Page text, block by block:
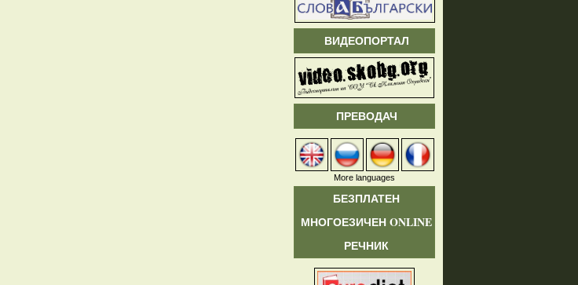
ВИДЕОПОРТАЛ
ПРЕВОДАЧ
More languages
БЕЗПЛАТЕН
МНОГОЕЗИЧЕН ONLINE
РЕЧНИК